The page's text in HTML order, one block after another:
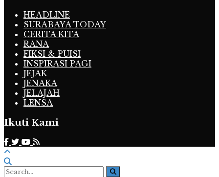
HEADLINE
SURABAYA TODAY
CERITA KITA
RANA
FIKSI & PUISI
INSPIRASI PAGI
JEJAK
JENAKA
JELAJAH
LENSA
Ikuti Kami